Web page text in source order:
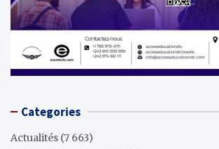
Categories
Actualités (7 663)